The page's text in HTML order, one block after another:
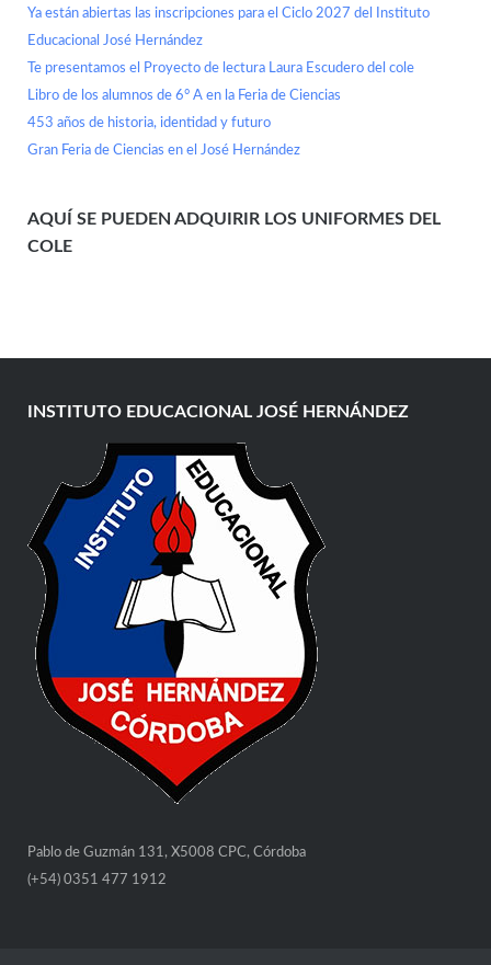
Ya están abiertas las inscripciones para el Ciclo 2027 del Instituto
Educacional José Hernández
Te presentamos el Proyecto de lectura Laura Escudero del cole
Libro de los alumnos de 6° A en la Feria de Ciencias
453 años de historia, identidad y futuro
Gran Feria de Ciencias en el José Hernández
AQUÍ SE PUEDEN ADQUIRIR LOS UNIFORMES DEL
COLE
INSTITUTO EDUCACIONAL JOSÉ HERNÁNDEZ
Pablo de Guzmán 131, X5008 CPC, Córdoba
(+54) 0351 477 1912